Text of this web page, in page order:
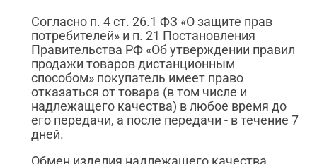
Согласно п. 4 ст. 26.1 ФЗ «О защите прав
потребителей» и п. 21 Постановления
Правительства РФ «Об утверждении правил
продажи товаров дистанционным
способом» покупатель имеет право
отказаться от товара (в том числе и
надлежащего качества) в любое время до
его передачи, а после передачи - в течение 7
дней.
Обмен изделия надлежащего качества